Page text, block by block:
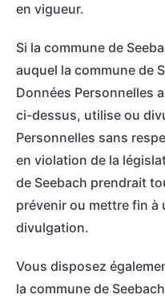
en vigueur.
Si la commune de
auquel la commune de
Données Personnelles
ci-dessus, utilise ou
Personnelles sans
en violation de la
de Seebach prendrait
prévenir ou mettre fin
divulgation.
Vous disposez
la commune de